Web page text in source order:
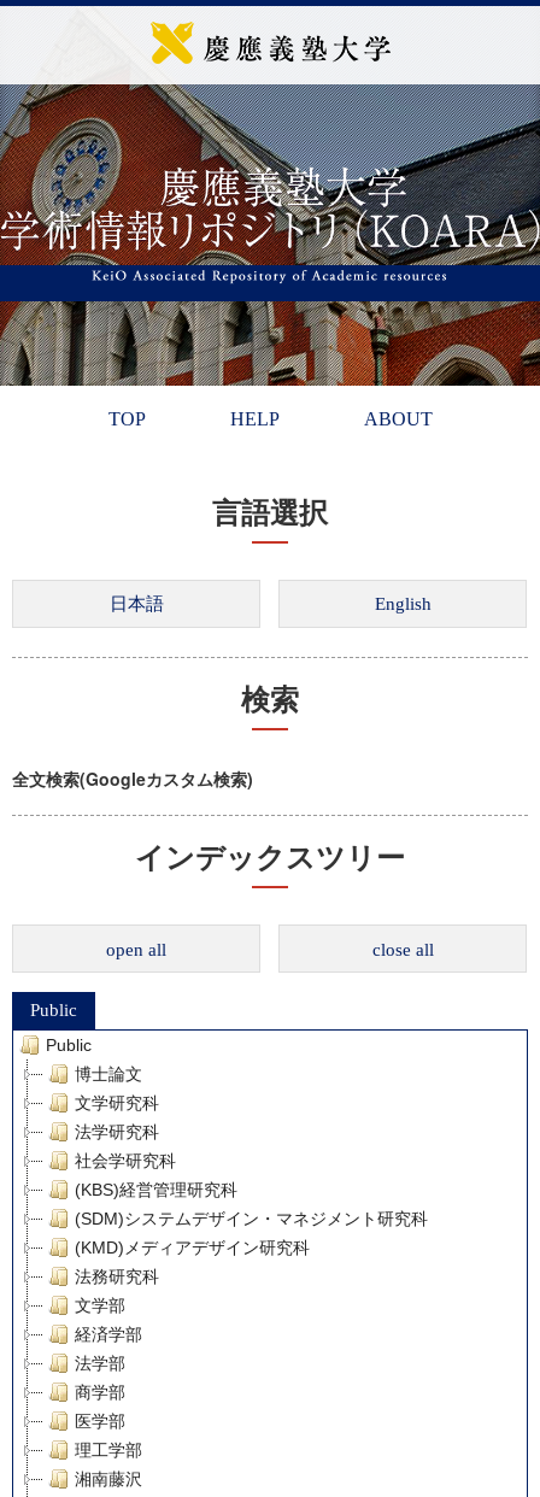
TOP HELP ABOUT
言語選択
検索
全文検索(Googleカスタム検索)
インデックスツリー
open all close all
Public
Public
博士論文
文学研究科
法学研究科
社会学研究科
(KBS)経営管理研究科
(SDM)システムデザイン・マネジメント研究科
(KMD)メディアデザイン研究科
法務研究科
文学部
経済学部
法学部
商学部
医学部
理工学部
湘南藤沢